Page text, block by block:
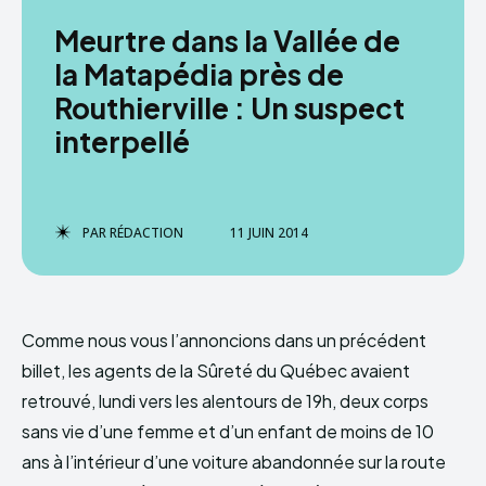
Meurtre dans la Vallée de
la Matapédia près de
Routhierville : Un suspect
interpellé
PARRÉDACTION 11 JUIN 2014
Comme nous vous l’annoncions dans un précédent
billet, les agents de la Sûreté du Québec avaient
retrouvé, lundi vers les alentours de 19h, deux corps
sans vie d’une femme et d’un enfant de moins de 10
ans à l’intérieur d’une voiture abandonnée sur la route